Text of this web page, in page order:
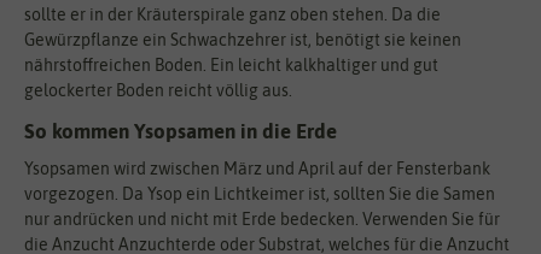
sollte er in der Kräuterspirale ganz oben stehen. Da die
Gewürzpflanze ein Schwachzehrer ist, benötigt sie keinen
nährstoffreichen Boden. Ein leicht kalkhaltiger und gut
gelockerter Boden reicht völlig aus.
So kommen Ysopsamen in die Erde
Ysopsamen wird zwischen März und April auf der Fensterbank
vorgezogen. Da Ysop ein Lichtkeimer ist, sollten Sie die Samen
nur andrücken und nicht mit Erde bedecken. Verwenden Sie für
die Anzucht Anzuchterde oder Substrat, welches für die Anzucht